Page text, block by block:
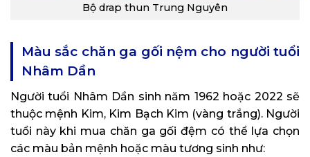
Bộ drap thun Trung Nguyên
Màu sắc chăn ga gối nệm cho người tuổi
Nhâm Dần
Người tuổi Nhâm Dần sinh năm 1962 hoặc 2022 sẽ
thuộc mệnh Kim, Kim Bạch Kim (vàng trắng). Người
tuổi này khi mua chăn ga gối đệm có thể lựa chọn
các màu bản mệnh hoặc màu tương sinh như: